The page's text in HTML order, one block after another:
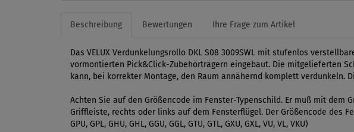
Beschreibung Bewertungen Ihre Frage zum Artikel
Das VELUX Verdunkelungsrollo DKL S08 3009SWL mit stufenlos
vormontierten Pick&Click-Zubehörträgern eingebaut. Die mitgelieferten
kann, bei korrekter Montage, den Raum annähernd komplett
Achten Sie auf den Größencode im Fenster-Typenschild. Er muß mit
Griffleiste, rechts oder links auf dem Fensterflügel. Der Größencode des
GPU, GPL, GHU, GHL, GGU, GGL, GTU, GTL, GXU, GXL, VU, VL, VKU)